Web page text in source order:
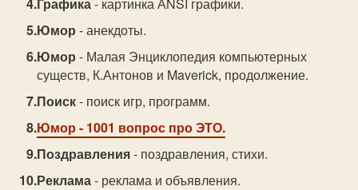
Юмор - анекдоты.
Юмор - Малая Энциклопедия компьютерных
существ, К.Антонов и Maverick, продолжение.
Поиск- поиск игр, программ.
Юмор - 1001 вопрос про ЭТО.
Поздравления- поздравления, стихи.
Реклама- реклама и объявления.